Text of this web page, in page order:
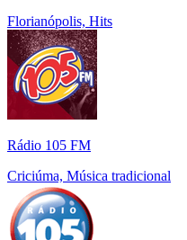
Florianópolis, Hits
Rádio 105 FM
Criciúma, Música tradicional